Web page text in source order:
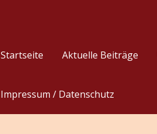
Startseite Aktuelle Beiträge
Impressum / Datenschutz